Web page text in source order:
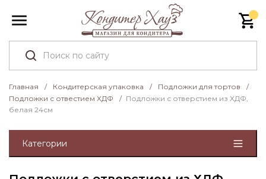
Главная / Кондитерская упаковка / Подложки для тортов
/
Подложки с отвестием ХДФ
/ Подложки с отверстием из ХДФ,
белая 24см
Категории